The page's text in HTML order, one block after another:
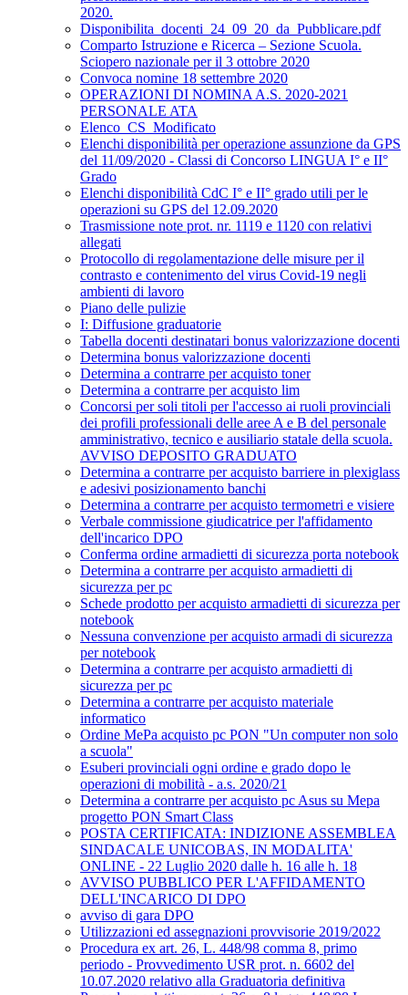
2020.
Disponibilita_docenti_24_09_20_da_Pubblicare.pdf
Comparto Istruzione e Ricerca – Sezione Scuola.
Sciopero nazionale per il 3 ottobre 2020
Convoca nomine 18 settembre 2020
OPERAZIONI DI NOMINA A.S. 2020-2021
PERSONALE ATA
Elenco_CS_Modificato
Elenchi disponibilità per operazione assunzione da GPS
del 11/09/2020 - Classi di Concorso LINGUA I° e II°
Grado
Elenchi disponibilità CdC I° e II° grado utili per le
operazioni su GPS del 12.09.2020
Trasmissione note prot. nr. 1119 e 1120 con relativi
allegati
Protocollo di regolamentazione delle misure per il
contrasto e contenimento del virus Covid-19 negli
ambienti di lavoro
Piano delle pulizie
I: Diffusione graduatorie
Tabella docenti destinatari bonus valorizzazione docenti
Determina bonus valorizzazione docenti
Determina a contrarre per acquisto toner
Determina a contrarre per acquisto lim
Concorsi per soli titoli per l'accesso ai ruoli provinciali
dei profili professionali delle aree A e B del personale
amministrativo, tecnico e ausiliario statale della scuola.
AVVISO DEPOSITO GRADUATO
Determina a contrarre per acquisto barriere in plexiglass
e adesivi posizionamento banchi
Determina a contrarre per acquisto termometri e visiere
Verbale commissione giudicatrice per l'affidamento
dell'incarico DPO
Conferma ordine armadietti di sicurezza porta notebook
Determina a contrarre per acquisto armadietti di
sicurezza per pc
Schede prodotto per acquisto armadietti di sicurezza per
notebook
Nessuna convenzione per acquisto armadi di sicurezza
per notebook
Determina a contrarre per acquisto armadietti di
sicurezza per pc
Determina a contrarre per acquisto materiale
informatico
Ordine MePa acquisto pc PON "Un computer non solo
a scuola"
Esuberi provinciali ogni ordine e grado dopo le
operazioni di mobilità - a.s. 2020/21
Determina a contrarre per acquisto pc Asus su Mepa
progetto PON Smart Class
POSTA CERTIFICATA: INDIZIONE ASSEMBLEA
SINDACALE UNICOBAS, IN MODALITA'
ONLINE - 22 Luglio 2020 dalle h. 16 alle h. 18
AVVISO PUBBLICO PER L'AFFIDAMENTO
DELL'INCARICO DI DPO
avviso di gara DPO
Utilizzazioni ed assegnazioni provvisorie 2019/2022
Procedura ex art. 26, L. 448/98 comma 8, primo
periodo - Provvedimento USR prot. n. 6602 del
10.07.2020 relativo alla Graduatoria definitiva